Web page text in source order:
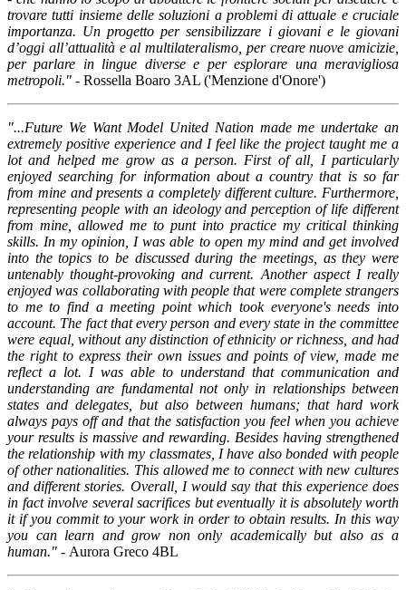
trovare tutti insieme delle soluzioni a problemi di attuale e cruciale
importanza. Un progetto per sensibilizzare i giovani e le giovani
d’oggi all’attualità e al multilateralismo, per creare nuove amicizie,
per parlare in lingue diverse e per esplorare una meravigliosa
metropoli." - Rossella Boaro 3AL ('Menzione d'Onore')
"...Future We Want Model United Nation made me undertake an
extremely positive experience and I feel like the project taught me a
lot and helped me grow as a person. First of all, I particularly
enjoyed searching for information about a country that is so far
from mine and presents a completely different culture. Furthermore,
representing people with an ideology and perception of life different
from mine, allowed me to punt into practice my critical thinking
skills. In my opinion, I was able to open my mind and get involved
into the topics to be discussed during the meetings, as they were
untenably thought-provoking and current. Another aspect I really
enjoyed was collaborating with people that were complete strangers
to me to find a meeting point which took everyone's needs into
account. The fact that every person and every state in the committee
were equal, without any distinction of ethnicity or richness, and had
the right to express their own issues and points of view, made me
reflect a lot. I was able to understand that communication and
understanding are fundamental not only in relationships between
states and delegates, but also between humans; that hard work
always pays off and that the satisfaction you feel when you achieve
your results is massive and rewarding. Besides having strengthened
the relationship with my classmates, I have also bonded with people
of other nationalities. This allowed me to connect with new cultures
and different stories. Overall, I would say that this experience does
in fact involve several sacrifices but eventually it is absolutely worth
it if you commit to your work in order to obtain results. In this way
you can learn and grow non only academically but also as a
human." - Aurora Greco 4BL